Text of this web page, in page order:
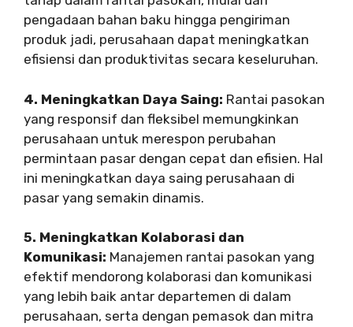
pengadaan bahan baku hingga pengiriman
produk jadi, perusahaan dapat meningkatkan
efisiensi dan produktivitas secara keseluruhan.
4. Meningkatkan Daya Saing: Rantai pasokan
yang responsif dan fleksibel memungkinkan
perusahaan untuk merespon perubahan
permintaan pasar dengan cepat dan efisien. Hal
ini meningkatkan daya saing perusahaan di
pasar yang semakin dinamis.
5. Meningkatkan Kolaborasi dan
Komunikasi: Manajemen rantai pasokan yang
efektif mendorong kolaborasi dan komunikasi
yang lebih baik antar departemen di dalam
perusahaan, serta dengan pemasok dan mitra